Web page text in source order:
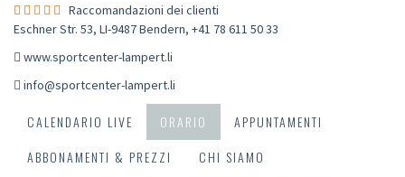
Raccomandazioni dei clienti
Eschner Str. 53, LI-9487 Bendern, +41 78 611 50 33
www.sportcenter-lampert.li
info@sportcenter-lampert.li
CALENDARIO LIVE ORARIO
APPUNTAMENTI
ABBONAMENTI & PREZZI
CHI SIAMO